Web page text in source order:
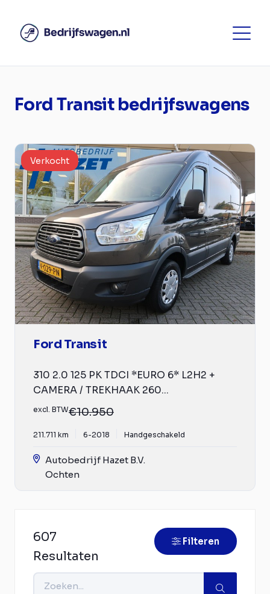
Ford Transit bedrijfswagens
Verkocht
Ford Transit
310 2.0 125 PK TDCI *EURO 6* L2H2 +
CAMERA / TREKHAAK 260...
excl. BTW€10.950
211.711 km 6-2018 Handgeschakeld
Autobedrijf Hazet B.V.
Ochten
607
Resultaten
Filteren